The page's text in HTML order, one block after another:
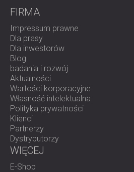
FIRMA
Impressum prawne
Dla prasy
Dla inwestorów
Blog
badania i rozwój
Aktualności
Wartości korporacyjne
Własność intelektualna
Polityka prywatności
Klienci
Partnerzy
Dystrybutorzy
WIĘCEJ
E-Shop